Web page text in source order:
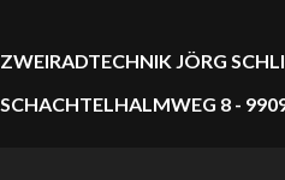
ZWEIRADTECHNIK JÖRG
SCHACHTELHALMWEG 8 -